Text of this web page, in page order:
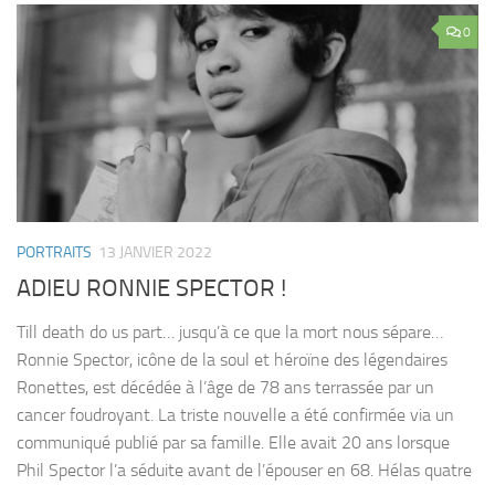
0
PORTRAITS 13 JANVIER 2022
ADIEU RONNIE SPECTOR !
Till death do us part… jusqu’à ce que la mort nous sépare…
Ronnie Spector, icône de la soul et héroïne des légendaires
Ronettes, est décédée à l’âge de 78 ans terrassée par un
cancer foudroyant. La triste nouvelle a été confirmée via un
communiqué publié par sa famille. Elle avait 20 ans lorsque
Phil Spector l’a séduite avant de l’épouser en 68. Hélas quatre